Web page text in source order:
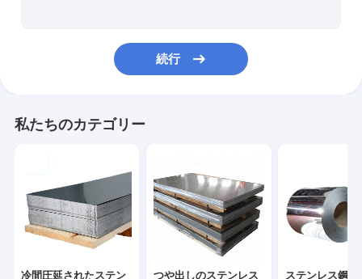
引金 を 求め て ください
つや出しのステンレス鋼の版
ステンレス鋼のコイル
ステンレス鋼のストリップ
続行
私たちのカテゴリー
冷間圧延されたステン つや出しのステンレス ステンレス鋼の